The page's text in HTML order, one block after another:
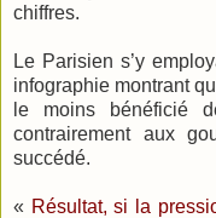
chiffres.
Le Parisien s’y
infographie montrant
le moins bénéficié
contrairement aux
succédé.
« Résultat, si la